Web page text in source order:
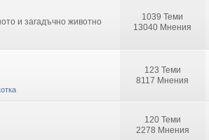
и загадъчно животно
1039 Теми
13040 Мнения
123 Теми
8117 Мнения
120 Теми
2278 Мнения